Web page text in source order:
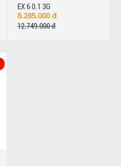
EX 6 0.1 3G
8.285.000 đ
12.749.000 đ